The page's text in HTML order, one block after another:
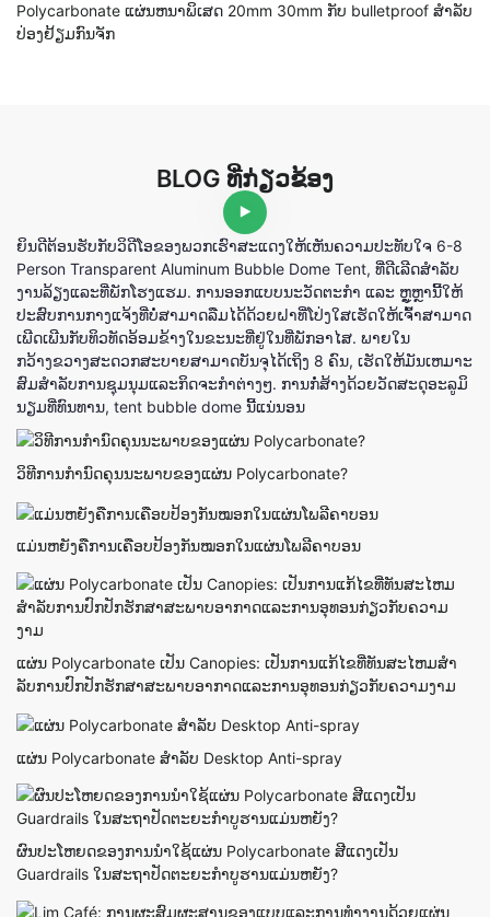
Polycarbonate ແຜ່ນຫນາພິເສດ 20mm 30mm ກັບ bulletproof ສໍາລັບ
ປ່ອງຢ້ຽມກົນຈັກ
BLOG ທີ່ກ່ຽວຂ້ອງ
ຍິນ​ດີ​ຕ້ອນ​ຮັບ​ກັບ​ວິ​ດີ​ໂອ​ຂອງ​ພວກ​ເຮົາ​ສະ​ແດງ​ໃຫ້​ເຫັນ​ຄວາມ​ປະ​ທັບ​ໃຈ 6-8
Person Transparent Aluminum Bubble Dome Tent, ທີ່​ດີ​ເລີດ​ສໍາ​ລັບ​
ງານ​ລ້ຽງ​ແລະ​ທີ່​ພັກ​ໂຮງ​ແຮມ. ການອອກແບບນະວັດຕະກໍາ ແລະ ຫຼູຫຼານີ້ໃຫ້
ປະສົບການກາງແຈ້ງທີ່ບໍ່ສາມາດລືມໄດ້ດ້ວຍຝາທີ່ໂປ່ງໃສເຮັດໃຫ້ເຈົ້າສາມາດ
ເພີດເພີນກັບທິວທັດອ້ອມຂ້າງໃນຂະນະທີ່ຢູ່ໃນທີ່ພັກອາໄສ. ພາຍໃນ
ກວ້າງຂວາງສະດວກສະບາຍສາມາດບັນຈຸໄດ້ເຖິງ 8 ຄົນ, ເຮັດໃຫ້ມັນເຫມາະ
ສົມສໍາລັບການຊຸມນຸມແລະກິດຈະກໍາຕ່າງໆ. ການກໍ່ສ້າງດ້ວຍວັດສະດຸອະລູມິ
ນຽມທີ່ທົນທານ, tent bubble dome ນີ້ແນ່ນອນ
ວິທີການກໍານົດຄຸນນະພາບຂອງແຜ່ນ Polycarbonate?
ແມ່ນຫຍັງຄືການເຄືອບປ້ອງກັນໝອກໃນແຜ່ນໂພລີຄາບອນ
ແຜ່ນ Polycarbonate ເປັນ Canopies: ເປັນການແກ້ໄຂທີ່ທັນສະໄຫມສໍາ
ລັບການປົກປັກຮັກສາສະພາບອາກາດແລະການອຸທອນກ່ຽວກັບຄວາມງາມ
ແຜ່ນ Polycarbonate ສໍາລັບ Desktop Anti-spray
ຜົນປະໂຫຍດຂອງການນໍາໃຊ້ແຜ່ນ Polycarbonate ສີແດງເປັນ
Guardrails ໃນສະຖາປັດຕະຍະກໍາບູຮານແມ່ນຫຍັງ?